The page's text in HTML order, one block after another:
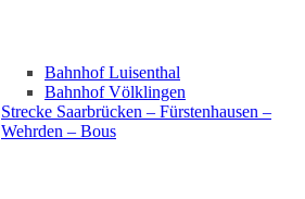
Bahnhof Luisenthal
Bahnhof Völklingen
Strecke Saarbrücken – Fürstenhausen –
Wehrden – Bous